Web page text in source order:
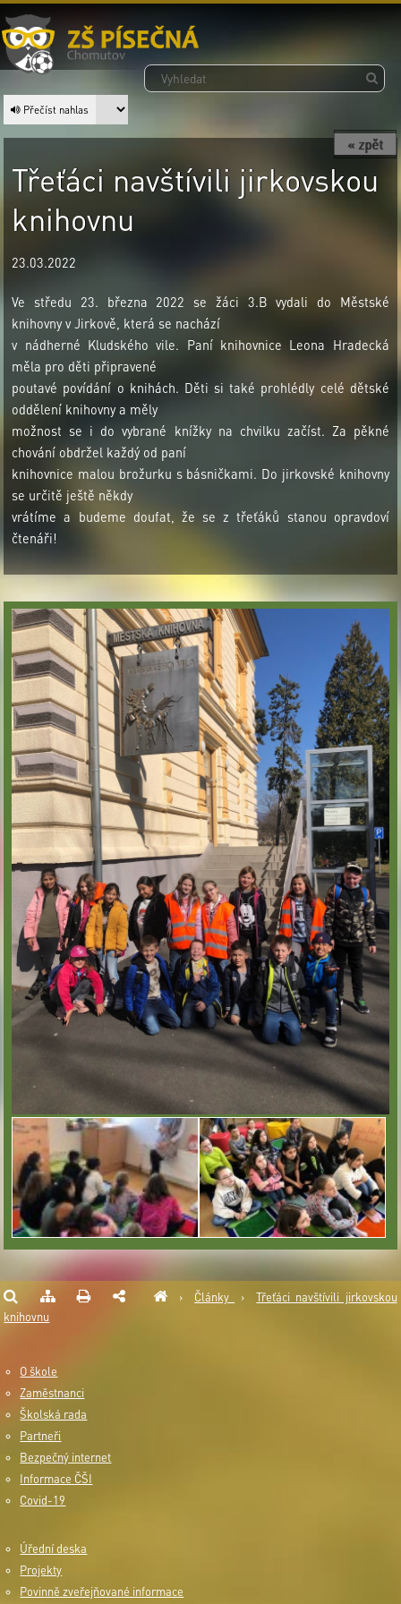
Přečíst nahlas
« zpět
Třeťáci navštívili jirkovskou
knihovnu
23.03.2022
Ve středu 23. března 2022 se žáci 3.B vydali do Městské
knihovny v Jirkově, která se nachází
v nádherné Kludského vile. Paní knihovnice Leona Hradecká
měla pro děti připravené
poutavé povídání o knihách. Děti si také prohlédly celé dětské
oddělení knihovny a měly
možnost se i do vybrané knížky na chvilku začíst. Za pěkné
chování obdržel každý od paní
knihovnice malou brožurku s básničkami. Do jirkovské knihovny
se určitě ještě někdy
vrátíme a budeme doufat, že se z třeťáků stanou opravdoví
čtenáři!
› Články ›
Třeťáci navštívili jirkovskou
knihovnu
O škole
Zaměstnanci
Školská rada
Partneři
Bezpečný internet
Informace ČŠI
Covid-19
Úřední deska
Projekty
Povinně zveřejňované informace